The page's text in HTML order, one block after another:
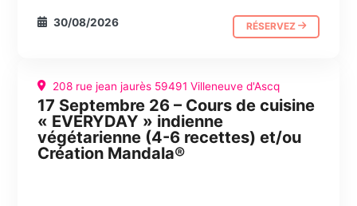
30/08/2026 RÉSERVEZ
CUISINE JOURNÉE ABC
208 rue jean jaurès 59491 Villeneuve d'Ascq
17 Septembre 26 – Cours de cuisine
« EVERYDAY » indienne
végétarienne (4-6 recettes) et/ou
Création Mandala®